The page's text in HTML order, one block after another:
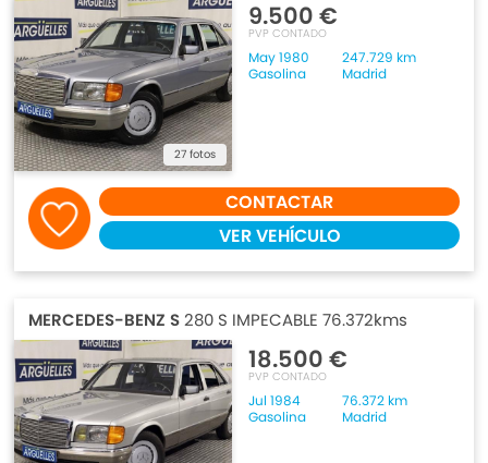
27 fotos
9.500 €
PVP CONTADO
May 1980
247.729 km
Gasolina
Madrid
CONTACTAR
VER VEHÍCULO
MERCEDES-BENZ S280 S IMPECABLE 76.372kms
18.500 €
PVP CONTADO
Jul 1984
76.372 km
Gasolina
Madrid